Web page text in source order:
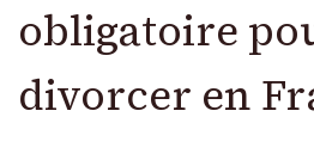
obligatoire
divorcer en